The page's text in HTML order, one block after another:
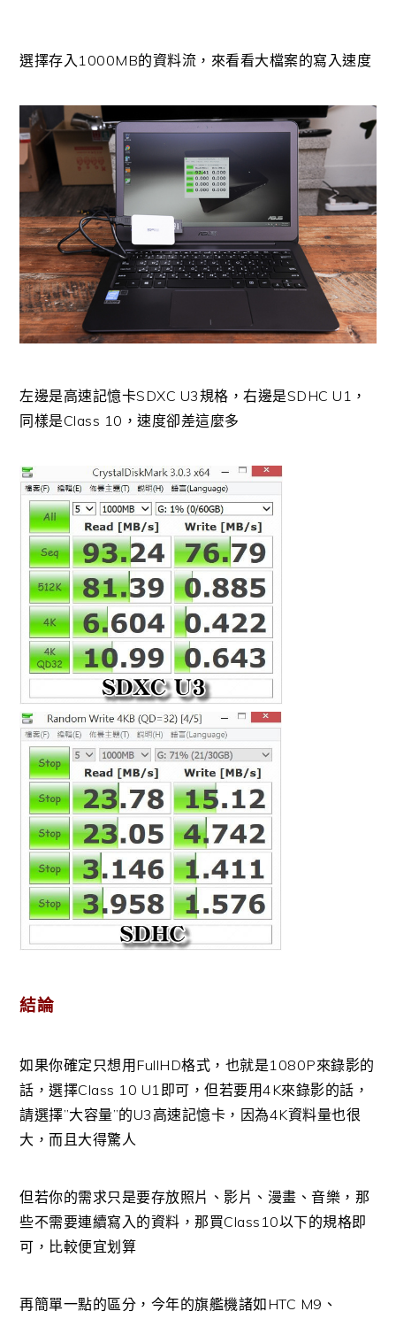
選擇存入1000MB的資料流，來看看大檔案的寫入速度
左邊是高速記憶卡SDXC U3規格，右邊是SDHC U1，
同樣是Class 10，速度卻差這麼多
結論
如果你確定只想用FullHD格式，也就是1080P來錄影的
話，選擇Class 10 U1即可，但若要用4K來錄影的話，
請選擇”大容量”的U3高速記憶卡，因為4K資料量也很
大，而且大得驚人
但若你的需求只是要存放照片、影片、漫畫、音樂，那
些不需要連續寫入的資料，那買Class10以下的規格即
可，比較便宜划算
再簡單一點的區分，今年的旗艦機諸如HTC M9、